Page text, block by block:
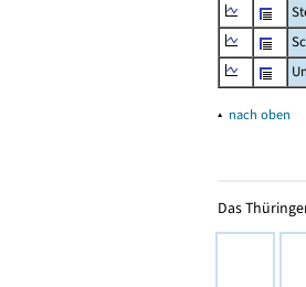
▴ nach oben
Das